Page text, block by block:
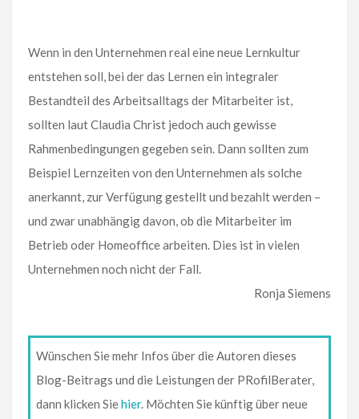
Wenn in den Unternehmen real eine neue Lernkultur
entstehen soll, bei der das Lernen ein integraler
Bestandteil des Arbeitsalltags der Mitarbeiter ist,
sollten laut Claudia Christ jedoch auch gewisse
Rahmenbedingungen gegeben sein. Dann sollten zum
Beispiel Lernzeiten von den Unternehmen als solche
anerkannt, zur Verfügung gestellt und bezahlt werden –
und zwar unabhängig davon, ob die Mitarbeiter im
Betrieb oder Homeoffice arbeiten. Dies ist in vielen
Unternehmen noch nicht der Fall.
Ronja Siemens
Wünschen Sie mehr Infos über die Autoren dieses
Blog-Beitrags und die Leistungen der PRofilBerater,
dann klicken Siehier. Möchten Sie künftig über neue